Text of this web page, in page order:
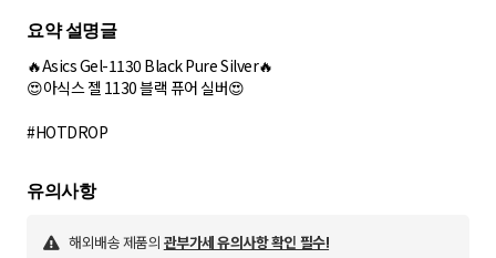
요약 설명글
🔥Asics Gel-1130 Black Pure Silver🔥
😍아식스 젤 1130 블랙 퓨어 실버😍
#HOTDROP
유의사항
해외배송 제품의 관부가세 유의사항 확인 필수!